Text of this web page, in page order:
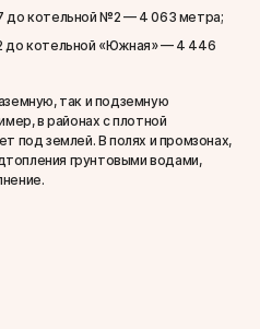
до котельной №2 — 4 063 метра;
до котельной «Южная» — 4 446
так и подземную
в районах с плотной
под землей. В полях и промзонах,
грунтовыми водами,